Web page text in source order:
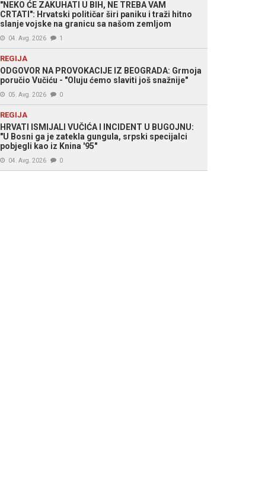
"NEKO ĆE ZAKUHATI U BIH, NE TREBA VAM
CRTATI": Hrvatski političar širi paniku i traži hitno
slanje vojske na granicu sa našom zemljom
04. Avg. 2026 1
REGIJA
ODGOVOR NA PROVOKACIJE IZ BEOGRADA: Grmoja
poručio Vučiću - "Oluju ćemo slaviti još snažnije"
05. Avg. 2026 0
REGIJA
HRVATI ISMIJALI VUČIĆA I INCIDENT U BUGOJNU:
"U Bosni ga je zatekla gungula, srpski specijalci
pobjegli kao iz Knina '95"
04. Avg. 2026 0